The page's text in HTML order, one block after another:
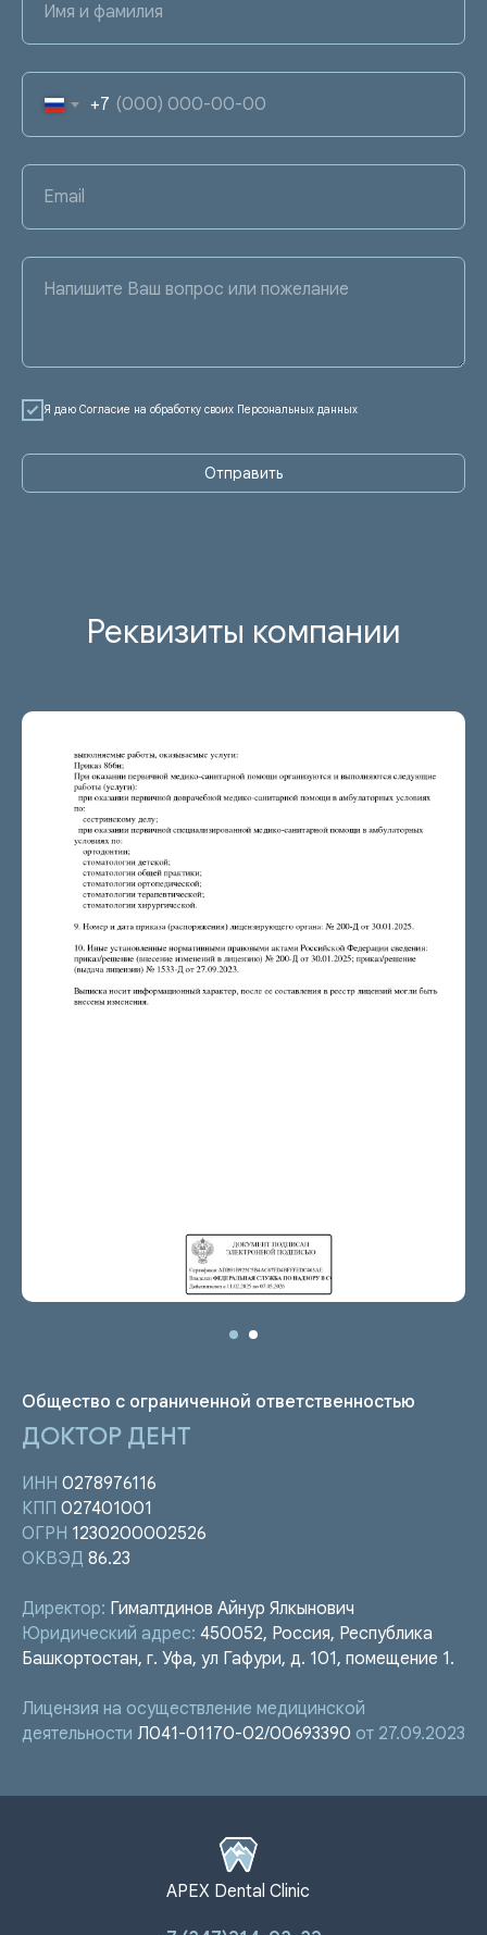
Имя и фамилия
+7
Email
Напишите Ваш вопрос или пожелание
Я даю Согласие на обработку своих Персональных данных
Отправить
Реквизиты компании
Общество с ограниченной ответственностью
ДОКТОР ДЕНТ
ИНН 0278976116
КПП 027401001
ОГРН 1230200002526
ОКВЭД 86.23
Директор: Гималтдинов Айнур Ялкынович
Юридический адрес: 450052, Россия, Республика
Башкортостан, г. Уфа, ул Гафури, д. 101, помещение 1.
Лицензия на осуществление медицинской
деятельности Л041-01170-02/00693390 от 27.09.2023
APEX Dental Clinic
Ответы на
Специалисты
Лечение зубов
Удаление зубов
Протезирование | Имплантация
Брекеты | Элайнеры
Профессиональная гигиена
О КЛИНИКЕ ПРАВОВАЯ ИНФОРМАЦИЯ
Сертификаты и лицензии
Контакты и реквизиты
Политика конфиденциальности
Согласие на обработку
персональных данных
Нормативно-правовые акты